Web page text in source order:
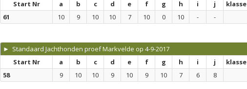
Start Nr
a b c d e f g h i j klasse
61
10 9 10 10 7 10 0 10 - -
► Standaard Jachthonden proef Markvelde op 4-9-2017
Start Nr
a b c d e f g h i j klasse
58
9 10 10 9 10 9 10 7 6 8